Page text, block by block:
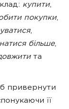
купити,
покупки,
,
більше,
та
привернути
її